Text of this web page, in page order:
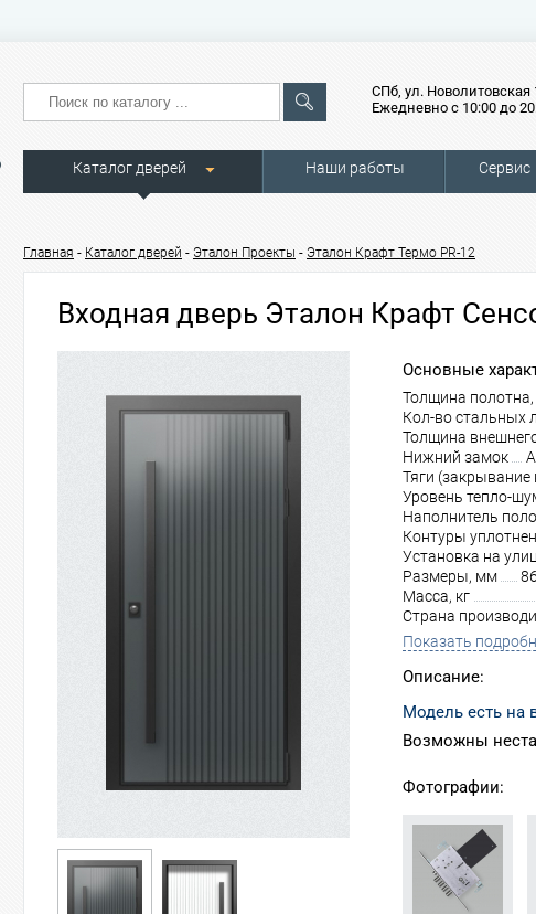
СПб, ул. Новолитовская
Ежедневно с 10:00 до
Каталог дверей Наши работы Сервис
Главная - Каталог дверей - Эталон Проекты - Эталон Крафт Термо PR-12
Входная дверь Эталон Крафт
Основные
Толщина
Кол-во стальных
Толщина
Нижний замок
Тяги (закрывание
Уровень тепло-
Наполнитель
Контуры
Установка на
Размеры, мм
Масса, кг
Страна
Показать
Описание:
Модель есть на
Возможны
Фотографии: